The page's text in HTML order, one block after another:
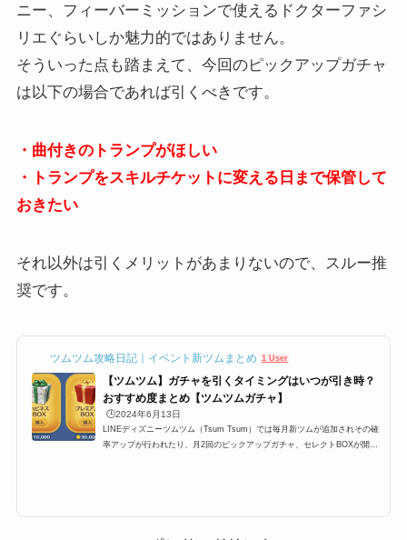
ニー、フィーバーミッションで使えるドクターファシ
リエぐらいしか魅力的ではありません。
そういった点も踏まえて、今回のピックアップガチャ
は以下の場合であれば引くべきです。
・曲付きのトランプがほしい
・トランプをスキルチケットに変える日まで保管して
おきたい
それ以外は引くメリットがあまりないので、スルー推
奨です。
ツムツム攻略日記｜イベント新ツムまとめ 1 User
【ツムツム】ガチャを引くタイミングはいつが引き時？
おすすめ度まとめ【ツムツムガチャ】
🕒️2024年6月13日
LINEディズニーツムツム（Tsum Tsum）では毎月新ツムが追加されその確
率アップが行われたり、月2回のピックアップガチャ、セレクトBOXが開催
ツム（Tsum Tsum）では毎月新ツムが...